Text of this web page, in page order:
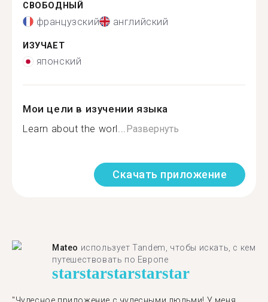
СВОБОДНЫЙ
французский английский
ИЗУЧАЕТ
японский
Мои цели в изучении языка
Learn about the worl...Развернуть
Скачать приложение
Mateo использует Tandem, чтобы искать, с кем
путешествовать по Европе
starstarstarstarstar